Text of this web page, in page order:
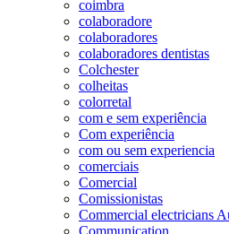
coimbra
colaboradore
colaboradores
colaboradores dentistas
Colchester
colheitas
colorretal
com e sem experiência
Com experiência
com ou sem experiencia
comerciais
Comercial
Comissionistas
Commercial electricians
Communication